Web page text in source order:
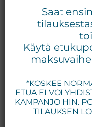
Tilaa
tänään
tuotteet:
Exuviance,
Medik8,
Priori,
Bion,
Gernétic,
Saat
Käytä
*KOSKEE
ETUA EI VOI
KAMPANJOIHIN.
TILAUKSEN